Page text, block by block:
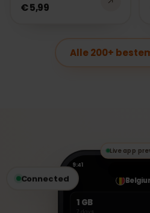
€ 5,99
Alle 200+